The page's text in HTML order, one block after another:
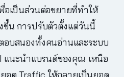
อเป็นส่วนต่อขยายที่ทำให้
ขึ้นการปรับตัวตั้งแต่วันนี้
อบสนองทั้งคนอ่านและระบบ
แนะนำแบรนด์ของคุณ เหนือ
อด Traffic ให้กลายเป็นยอด